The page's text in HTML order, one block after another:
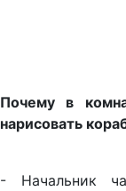
Почему в
нарисовать
- Начальник